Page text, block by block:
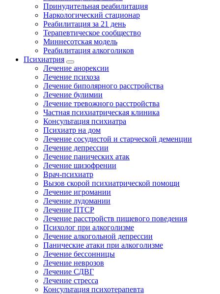
Принудительная реабилитация
Наркологический стационар
Реабилитация за 21 день
Терапевтическое сообщество
Миннесотская модель
Реабилитация алкоголиков
Психиатрия
Лечение анорексии
Лечение психоза
Лечение биполярного расстройства
Лечение булимии
Лечение тревожного расстройства
Частная психиатрическая клиника
Консультация психиатра
Психиатр на дом
Лечение сосудистой и старческой деменции
Лечение депрессии
Лечение панических атак
Лечение шизофрении
Врач-психиатр
Вызов скорой психиатрической помощи
Лечение игромании
Лечение лудомании
Лечение ПТСР
Лечение расстройств пищевого поведения
Психолог при алкоголизме
Лечение алкогольной депрессии
Панические атаки при алкоголизме
Лечение бессонницы
Лечение неврозов
Лечение СДВГ
Лечение стресса
Консультация психотерапевта